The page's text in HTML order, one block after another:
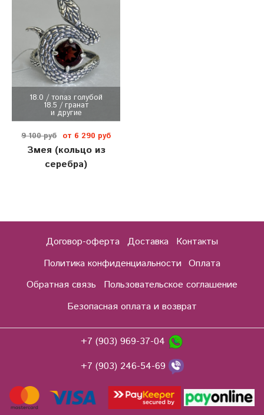
18.0 / топаз голубой
18.5 / гранат
и другие
9 100 руб от 6 290 руб
Змея (кольцо из
серебра)
Договор-оферта Доставка
Контакты
Политика конфиденциальности Оплата
Обратная связь
Пользовательское соглашение
Безопасная оплата и возврат
+7 (903) 969-37-04
+7 (903) 246-54-69